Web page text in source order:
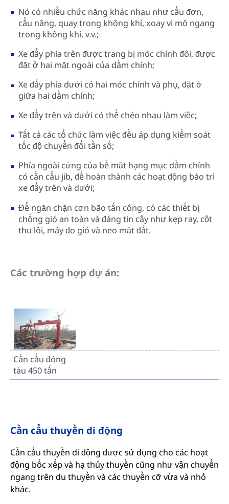
Nó có nhiều chức năng khác nhau như cẩu đơn,
cẩu nâng, quay trong không khí, xoay vi mô ngang
trong không khí, v.v.;
Xe đẩy phía trên được trang bị móc chính đôi, được
đặt ở hai mặt ngoài của dầm chính;
Xe đẩy phía dưới có hai móc chính và phụ, đặt ở
giữa hai dầm chính;
Xe đẩy trên và dưới có thể chéo nhau làm việc;
Tất cả các tổ chức làm việc đều áp dụng kiểm soát
tốc độ chuyển đổi tần số;
Phía ngoài cứng của bề mặt hạng mục dầm chính
có cần cẩu jib, để hoàn thành các hoạt động bảo trì
xe đẩy trên và dưới;
Để ngăn chặn cơn bão tấn công, có các thiết bị
chống gió an toàn và đáng tin cậy như kẹp ray, cột
thu lôi, máy đo gió và neo mặt đất.
Các trường hợp dự án:
Cần cẩu đóng
tàu 450 tấn
Cần cẩu thuyền di động
Cần cẩu thuyền di động được sử dụng cho các hoạt
động bốc xếp và hạ thủy thuyền cũng như vận chuyển
ngang trên du thuyền và các thuyền cỡ vừa và nhỏ
khác.